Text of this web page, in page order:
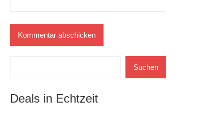
Suchen
Deals in Echtzeit